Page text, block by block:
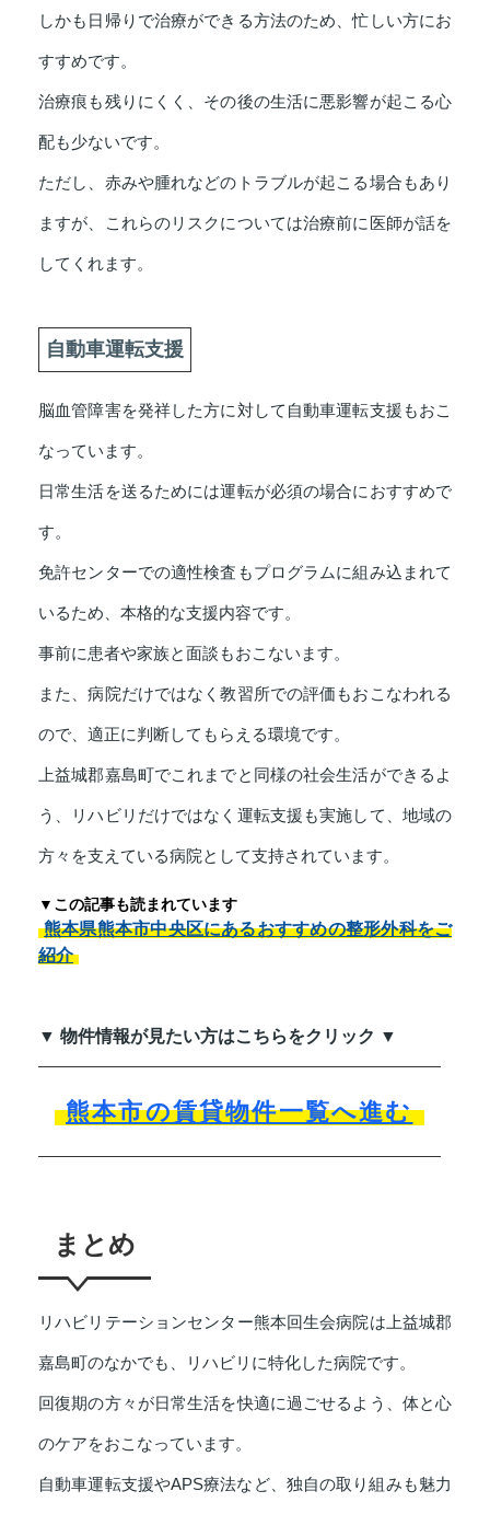
しかも日帰りで治療ができる方法のため、忙しい方にお
すすめです。
治療痕も残りにくく、その後の生活に悪影響が起こる心
配も少ないです。
ただし、赤みや腫れなどのトラブルが起こる場合もあり
ますが、これらのリスクについては治療前に医師が話を
してくれます。
自動車運転支援
脳血管障害を発祥した方に対して自動車運転支援もおこ
なっています。
日常生活を送るためには運転が必須の場合におすすめで
す。
免許センターでの適性検査もプログラムに組み込まれて
いるため、本格的な支援内容です。
事前に患者や家族と面談もおこないます。
また、病院だけではなく教習所での評価もおこなわれる
ので、適正に判断してもらえる環境です。
上益城郡嘉島町でこれまでと同様の社会生活ができるよ
う、リハビリだけではなく運転支援も実施して、地域の
方々を支えている病院として支持されています。
▼この記事も読まれています
熊本県熊本市中央区にあるおすすめの整形外科をご
紹介
▼ 物件情報が見たい方はこちらをクリック ▼
熊本市の賃貸物件一覧へ進む
まとめ
リハビリテーションセンター熊本回生会病院は上益城郡
嘉島町のなかでも、リハビリに特化した病院です。
回復期の方々が日常生活を快適に過ごせるよう、体と心
のケアをおこなっています。
自動車運転支援やAPS療法など、独自の取り組みも魅力